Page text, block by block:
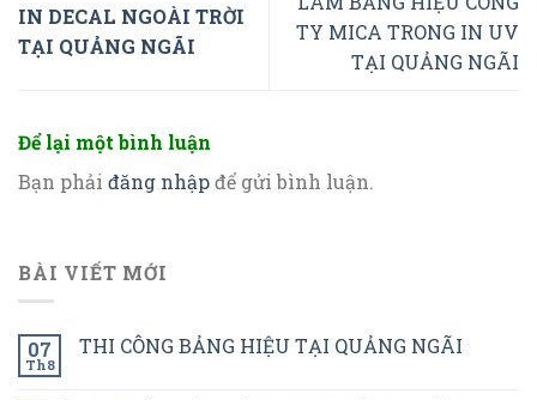
IN DECAL NGOÀI TRỜI
TẠI QUẢNG NGÃI
TY MICA TRONG IN UV
TẠI QUẢNG NGÃI
Để lại một bình luận
Bạn phải đăng nhậpđể gửi bình luận.
BÀI VIẾT MỚI
07
Th8
THI CÔNG BẢNG HIỆU TẠI QUẢNG NGÃI